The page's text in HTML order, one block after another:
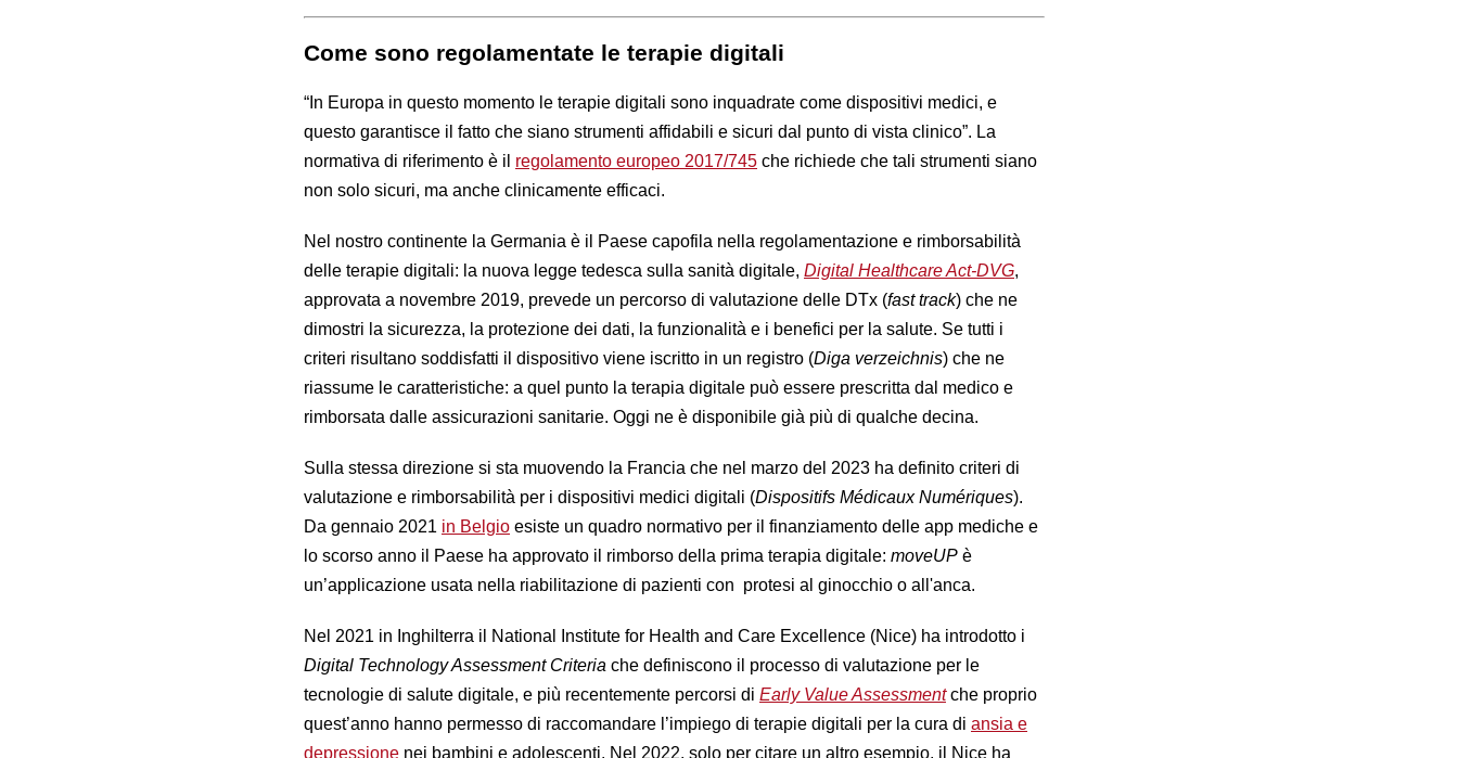
Come sono regolamentate le terapie digitali
“In Europa in questo momento le terapie digitali sono inquadrate come dispositivi medici, e
questo garantisce il fatto che siano strumenti affidabili e sicuri dal punto di vista clinico”. La
normativa di riferimento è il regolamento europeo 2017/745 che richiede che tali strumenti siano
non solo sicuri, ma anche clinicamente efficaci.
Nel nostro continente la Germania è il Paese capofila nella regolamentazione e rimborsabilità
delle terapie digitali: la nuova legge tedesca sulla sanità digitale, Digital Healthcare Act-DVG,
approvata a novembre 2019, prevede un percorso di valutazione delle DTx (fast track) che ne
dimostri la sicurezza, la protezione dei dati, la funzionalità e i benefici per la salute. Se tutti i
criteri risultano soddisfatti il dispositivo viene iscritto in un registro (Diga verzeichnis) che ne
riassume le caratteristiche: a quel punto la terapia digitale può essere prescritta dal medico e
rimborsata dalle assicurazioni sanitarie. Oggi ne è disponibile già più di qualche decina.
Sulla stessa direzione si sta muovendo la Francia che nel marzo del 2023 ha definito criteri di
valutazione e rimborsabilità per i dispositivi medici digitali (Dispositifs Médicaux Numériques).
Da gennaio 2021 in Belgio esiste un quadro normativo per il finanziamento delle app mediche e
lo scorso anno il Paese ha approvato il rimborso della prima terapia digitale: moveUP è
un’applicazione usata nella riabilitazione di pazienti con protesi al ginocchio o all'anca.
Nel 2021 in Inghilterra il National Institute for Health and Care Excellence (Nice) ha introdotto i
Digital Technology Assessment Criteria che definiscono il processo di valutazione per le
tecnologie di salute digitale, e più recentemente percorsi di Early Value Assessmentche proprio
quest’anno hanno permesso di raccomandare l’impiego di terapie digitali per la cura di ansia e
depressione nei bambini e adolescenti. Nel 2022, solo per citare un altro esempio, il Nice ha